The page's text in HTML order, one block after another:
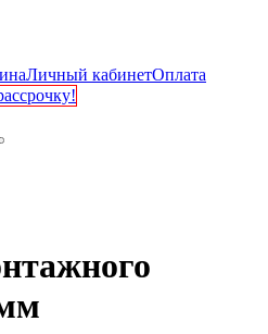
Личный кабинетОплата